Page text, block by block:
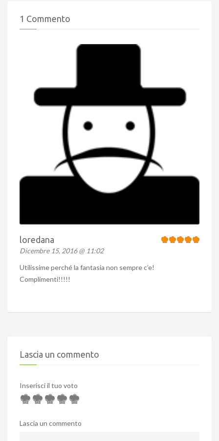
1 Commento
loredana
Dicembre 15, 2016 @ 11:02
Utilissime perché la fantasia non sempre c’e!
Complimenti!!!!!
Lascia un commento
Inserisci il tuo voto
Lascia un commento